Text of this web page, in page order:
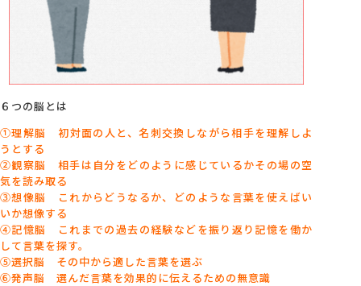
６つの脳とは
①理解脳 初対面の人と、名刺交換しながら相手を理解しよ
うとする
②観察脳 相手は自分をどのように感じているかその場の空
気を読み取る
③想像脳 これからどうなるか、どのような言葉を使えばい
いか想像する
④記憶脳 これまでの過去の経験などを振り返り記憶を働か
して言葉を探す。
⑤選択脳 その中から適した言葉を選ぶ
⑥発声脳 選んだ言葉を効果的に伝えるための無意識